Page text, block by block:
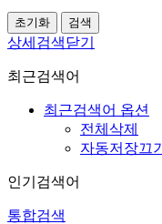
상세검색닫기
최근검색어
최근검색어 옵션
전체삭제
자동저장끄기
인기검색어
통합검색